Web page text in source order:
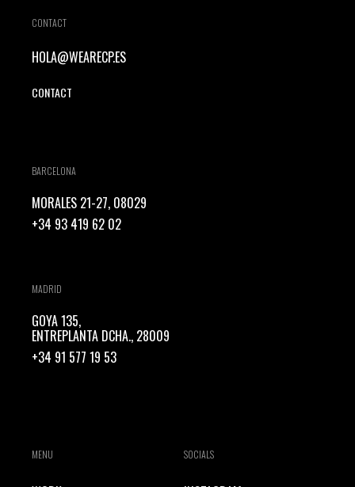
CONTACT
HOLA@WEARECP.ES
CONTACT
BARCELONA
MORALES 21-27, 08029
+34 93 419 62 02
MADRID
GOYA 135,
ENTREPLANTA DCHA., 28009
+34 91 577 19 53
MENU SOCIALS